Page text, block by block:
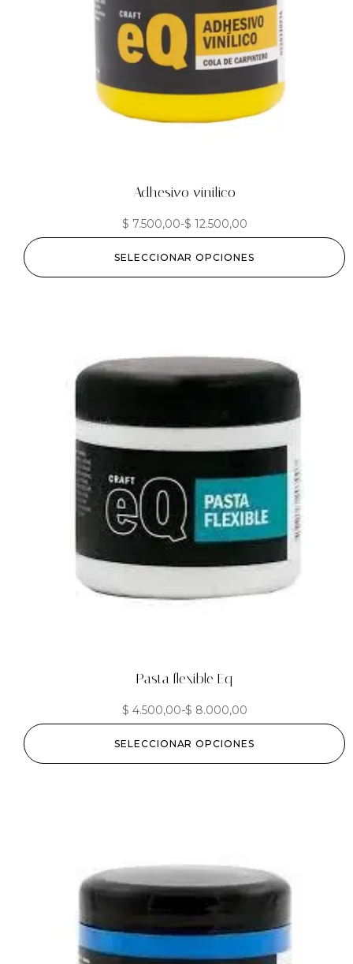
Adhesivo vinilico
$ 7.500,00-$ 12.500,00
SELECCIONAR OPCIONES
Pasta flexible Eq
$ 4.500,00-$ 8.000,00
SELECCIONAR OPCIONES